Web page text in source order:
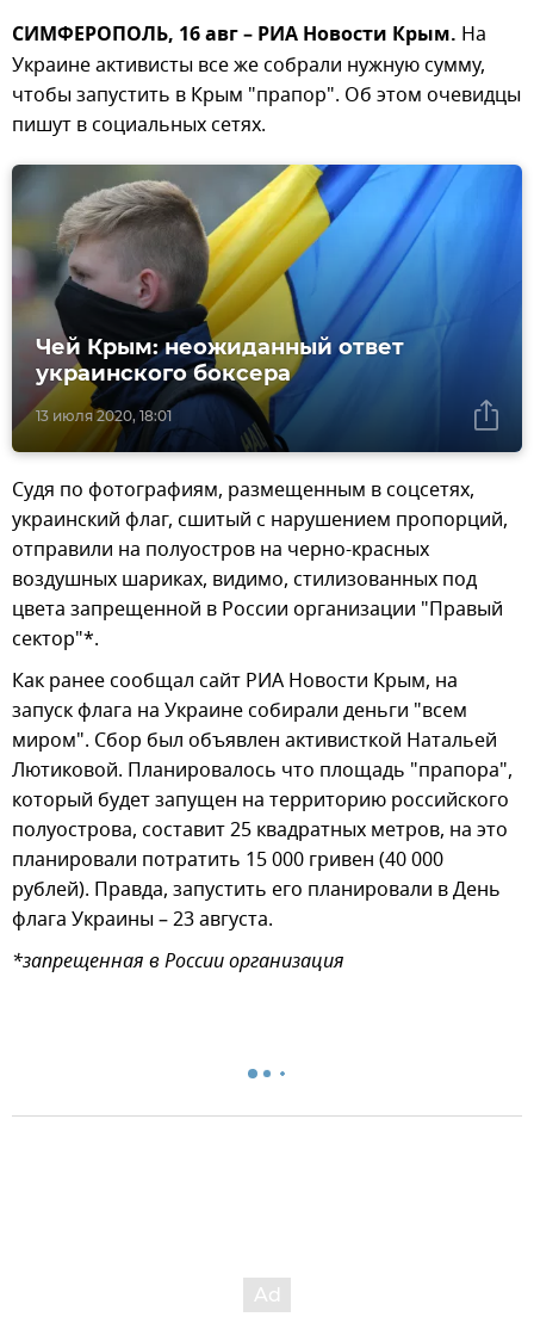
СИМФЕРОПОЛЬ, 16 авг – РИА Новости Крым. На
Украине активисты все же собрали нужную сумму,
чтобы запустить в Крым "прапор". Об этом очевидцы
пишут в социальных сетях.
13 июля 2020, 18:01
Чей Крым: неожиданный ответ
украинского боксера
Судя по фотографиям, размещенным в соцсетях,
украинский флаг, сшитый с нарушением пропорций,
отправили на полуостров на черно-красных
воздушных шариках, видимо, стилизованных под
цвета запрещенной в России организации "Правый
сектор"*.
Как ранее сообщал сайт РИА Новости Крым, на
запуск флага на Украине собирали деньги "всем
миром". Сбор был объявлен активисткой Натальей
Лютиковой. Планировалось что площадь "прапора",
который будет запущен на территорию российского
полуострова, составит 25 квадратных метров, на это
планировали потратить 15 000 гривен (40 000
рублей). Правда, запустить его планировали в День
флага Украины – 23 августа.
*запрещенная в России организация